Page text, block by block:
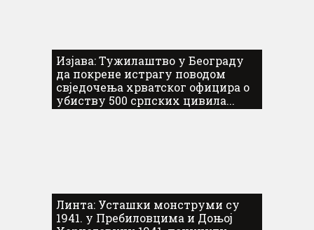
Изјава: Тужилаштво у Београду
да покрене истрагу поводом
свједочења хрватског официра о
убиству 500 српских цивила...
Линта: Усташки монструми су
1941. у Пребиловцима и Доњој